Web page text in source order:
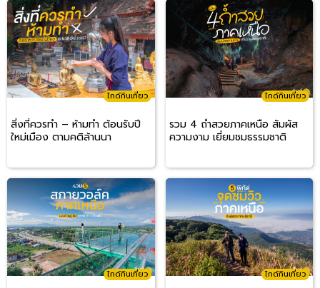
ไกด์กินเที่ยว
สิ่งที่ควรทำ – ห้ามทำ ต้อนรับปี
ใหม่เมือง ตามคติล้านนา
ไกด์กินเที่ยว
รวม 4 ถ้ำสวยภาคเหนือ สัมผัส
ความงาม เยี่ยมชมธรรมชาติ
ไกด์กินเที่ยว ไกด์กินเที่ยว